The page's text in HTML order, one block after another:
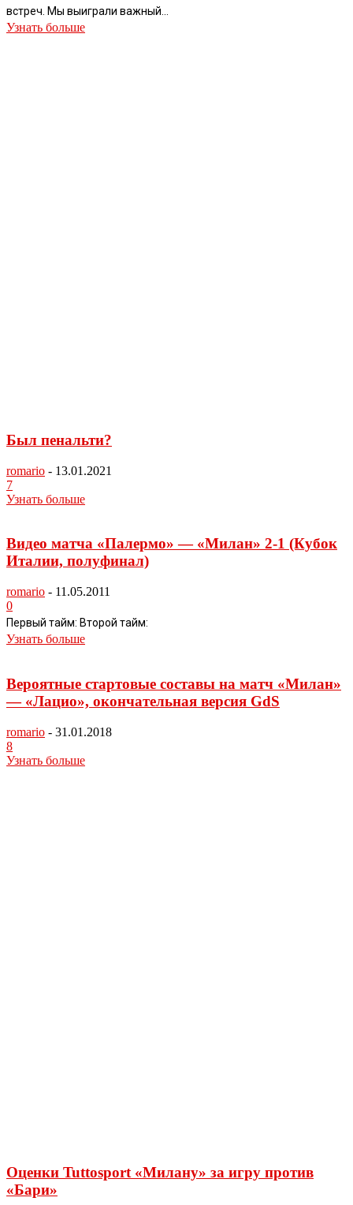
встреч. Мы выиграли важный...
Узнать больше
Был пенальти?
romario - 13.01.2021
7
Узнать больше
Видео матча «Палермо» — «Милан» 2-1 (Кубок
Италии, полуфинал)
romario - 11.05.2011
0
Первый тайм: Второй тайм:
Узнать больше
Вероятные стартовые составы на матч «Милан»
— «Лацио», окончательная версия GdS
romario - 31.01.2018
8
Узнать больше
Оценки Tuttosport «Милану» за игру против
«Бари»